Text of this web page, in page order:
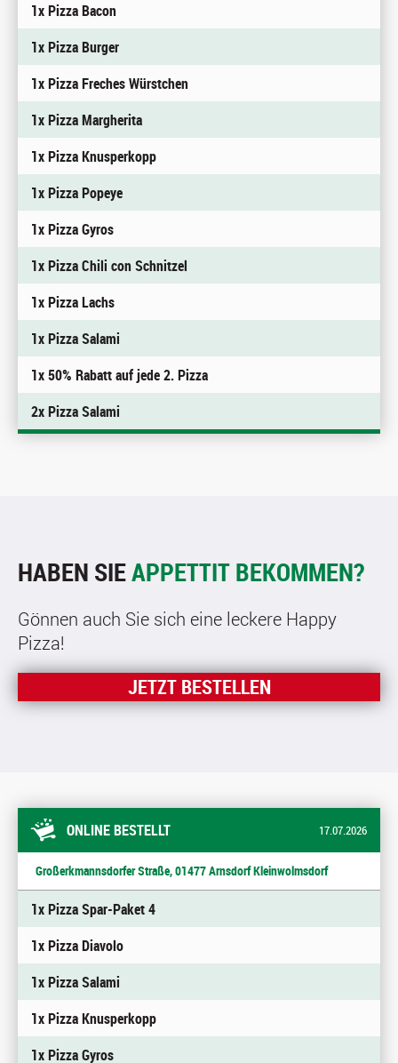
1x Pizza Bacon
1x Pizza Burger
1x Pizza Freches Würstchen
1x Pizza Margherita
1x Pizza Knusperkopp
1x Pizza Popeye
1x Pizza Gyros
1x Pizza Chili con Schnitzel
1x Pizza Lachs
1x Pizza Salami
1x 50% Rabatt auf jede 2. Pizza
2x Pizza Salami
HABEN SIEAPPETTIT BEKOMMEN?
Gönnen auch Sie sich eine leckere Happy
Pizza!
JETZT BESTELLEN
ONLINE BESTELLT 17.07.2026
Großerkmannsdorfer Straße, 01477 Arnsdorf Kleinwolmsdorf
1x Pizza Spar-Paket 4
1x Pizza Diavolo
1x Pizza Salami
1x Pizza Knusperkopp
1x Pizza Gyros